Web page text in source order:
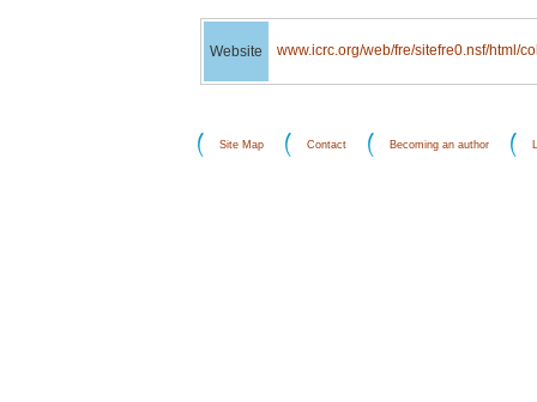
Website www.icrc.org/web/fre/sitefre0.nsf/html/
Site Map Contact Becoming an author